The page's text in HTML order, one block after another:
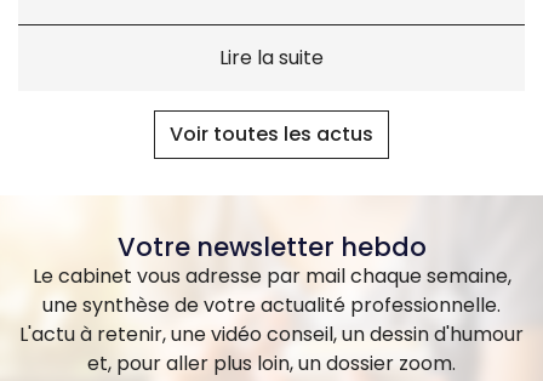
Lire la suite
Voir toutes les actus
Votre newsletter hebdo
Le cabinet vous adresse par mail chaque semaine,
une synthèse de votre actualité professionnelle.
L'actu à retenir, une vidéo conseil, un dessin d'humour
et, pour aller plus loin, un dossier zoom.